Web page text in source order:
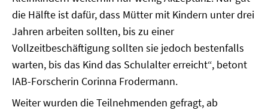
die Hälfte ist dafür, dass Mütter mit Kindern unter drei
Jahren arbeiten sollten, bis zu einer
Vollzeitbeschäftigung sollten sie jedoch bestenfalls
warten, bis das Kind das Schulalter erreicht“, betont
IAB-Forscherin Corinna Frodermann.
Weiter wurden die Teilnehmenden gefragt, ab